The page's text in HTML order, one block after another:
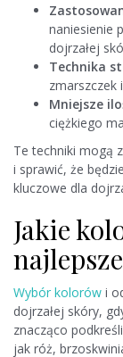
naniesienie
dojrzałej
Technika
zmarszczek
Mniejsze
ciężkiego
Te techniki mogą
i sprawić, że
kluczowe dla
Jakie
Wybór kolorów i
dojrzałej skóry,
znacząco
jak róż,